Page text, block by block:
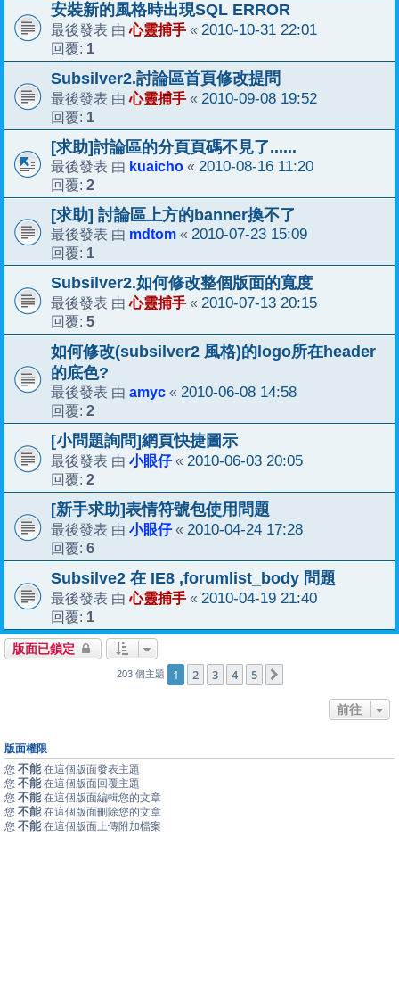
安裝新的風格時出現SQL ERROR
最後發表 由心靈捕手 « 2010-10-31 22:01
回覆: 1
Subsilver2.討論區首頁修改提問
最後發表 由心靈捕手 « 2010-09-08 19:52
回覆: 1
[求助]討論區的分頁頁碼不見了......
最後發表 由 kuaicho « 2010-08-16 11:20
回覆: 2
[求助] 討論區上方的banner換不了
最後發表 由 mdtom « 2010-07-23 15:09
回覆: 1
Subsilver2.如何修改整個版面的寬度
最後發表 由心靈捕手 « 2010-07-13 20:15
回覆: 5
如何修改(subsilver2 風格)的logo所在header
的底色?
最後發表 由 amyc « 2010-06-08 14:58
回覆: 2
[小問題詢問]網頁快捷圖示
最後發表 由 小眼仔« 2010-06-03 20:05
回覆: 2
[新手求助]表情符號包使用問題
最後發表 由 小眼仔« 2010-04-24 17:28
回覆: 6
Subsilve2 在 IE8 ,forumlist_body 問題
最後發表 由心靈捕手 « 2010-04-19 21:40
回覆: 1
版面已鎖定
203 個主題 1 2 3 4 5
前往
版面權限
您 不能 在這個版面發表主題
您 不能 在這個版面回覆主題
您 不能 在這個版面編輯您的文章
您 不能 在這個版面刪除您的文章
您 不能 在這個版面上傳附加檔案